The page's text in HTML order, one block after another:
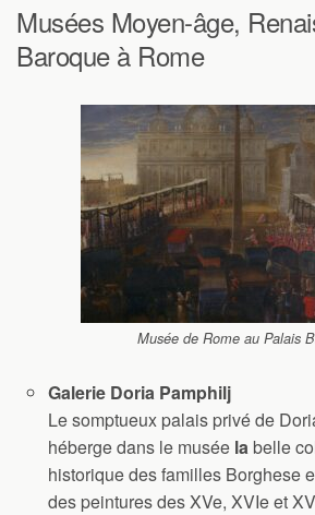
Musées Moyen-âge,
Baroque à Rome
Musée de Rome au Palais
Galerie Doria Pamphilj
Le somptueux palais privé de
héberge dans le musée labelle
historique des familles Borghese
des peintures des XVe, XVIe et